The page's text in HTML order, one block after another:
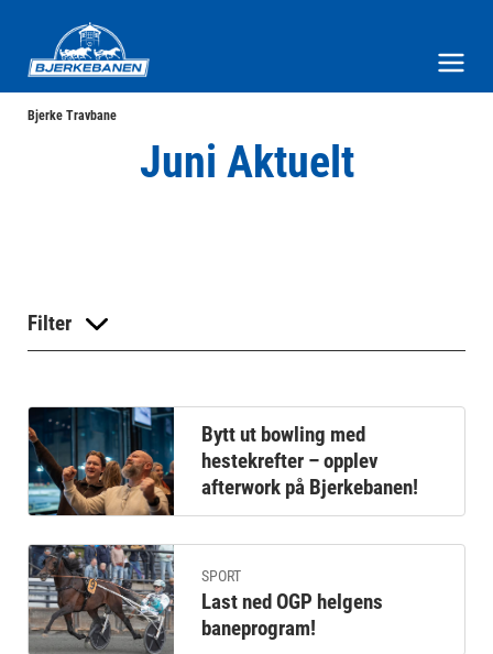
Bjerke Travbane
Juni Aktuelt
Filter
Bytt ut bowling med
hestekrefter – opplev
afterwork på Bjerkebanen!
SPORT
Last ned OGP helgens
baneprogram!